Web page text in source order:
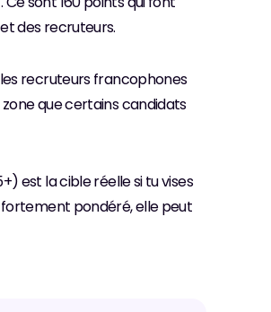
des recruteurs.
les recruteurs francophones
que certains candidats
est la cible réelle si tu vises
fortement pondéré, elle peut